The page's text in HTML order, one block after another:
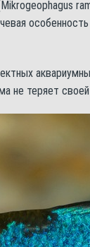
не теряет